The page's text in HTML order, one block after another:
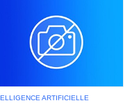
ARTIFICIELLE